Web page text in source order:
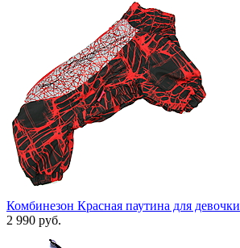
Комбинезон Красная паутина для девочки
2 990 руб.